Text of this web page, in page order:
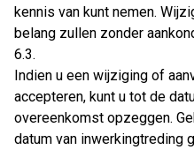
kennis van kunt nemen.
belang zullen zonder
6.3.
Indien u een wijziging of
accepteren, kunt u tot de
overeenkomst opzeggen.
datum van inwerkingtreding